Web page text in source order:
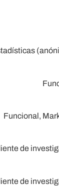
Funcional,
de
de